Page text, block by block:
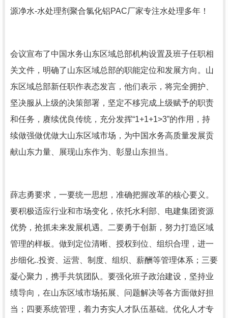
源净水-水处理剂 聚合氯化铝PAC厂家专注水处理多年！
会议宣布了中国水务山东区域总部机构设置及班子任职相
关文件，明确了山东区域总部的职能定位和发展方向。山
东区域总部新任职作表态发言，他们表示，将完全拥护、
坚决服从上级的决策部署，坚定不移完成上级赋予的职责
和任务，赓续优良传统，充分发挥“1+1+1>3”的作用，持
续做强做优做大山东区域市场，为中国水务高质量发展贡
献山东力量、展现山东作为、彰显山东担当。
薛志勇要求，一要统一思想，准确把握改革的核心要义。
要积极适应行业和市场变化，依托水利部、电建集团资源
优势，抢抓未来发展机遇。二要勇于创新，努力打造区域
管理的样板。做到定位清晰、授权到位、组织合理，进一
步细化..投资、运营、制度、组织、薪酬等管理体系；三要
凝心聚力，携手共筑团队。要强化班子政治建设，坚持业
绩导向，在山东区域市场拓展、问题解决等各方面做好担
当；四要系统管理，着力夯实人才队伍基础。优化人才专